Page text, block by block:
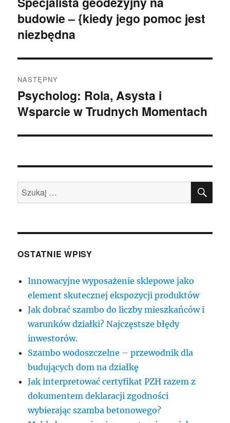
wpis:
budowie – {kiedy jego pomoc jest
niezbędna
NASTĘPNY
Następny
wpis:
Psycholog: Rola, Asysta i
Wsparcie w Trudnych Momentach
Szukaj:
OSTATNIE WPISY
Innowacyjne wyposażenie sklepowe jako
element skutecznej ekspozycji produktów
Jak dobrać szambo do liczby mieszkańców i
warunków działki? Najczęstsze błędy
inwestorów.
Szambo wodoszczelne – przewodnik dla
budujących dom na działkę
Jak interpretować certyfikat PZH razem z
dokumentem deklaracji zgodności
wybierając szamba betonowego?